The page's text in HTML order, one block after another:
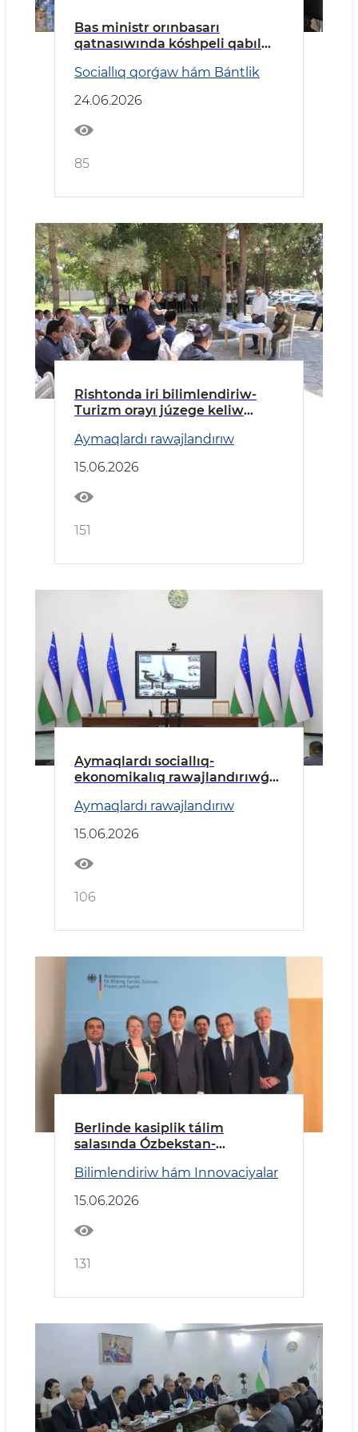
Bas ministr orınbasarı
qatnasıwında kóshpeli qabıl
Sociallıq qorǵaw hám Bántlik
24.06.2026
85
Rishtonda iri bilimlendiriw-
Turizm orayı júzege keliw
Aymaqlardı rawajlandırıw
15.06.2026
151
Aymaqlardı sociallıq-
ekonomikalıq rawajlandırıwǵa
etildi.
Aymaqlardı rawajlandırıw
15.06.2026
106
Berlinde kasiplik tálim
salasında Ózbekstan-
Bilimlendiriw hám Innovaciyalar
15.06.2026
131